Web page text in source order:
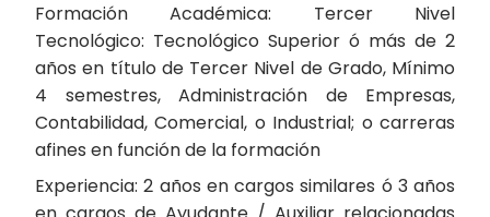
Formación Académica: Tercer Nivel
Tecnológico: Tecnológico Superior ó más de 2
años en título de Tercer Nivel de Grado, Mínimo
4 semestres, Administración de Empresas,
Contabilidad, Comercial, o Industrial; o carreras
afines en función de la formación
Experiencia: 2 años en cargos similares ó 3 años